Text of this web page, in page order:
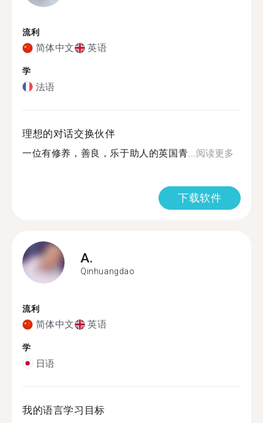
流利
简体中文 英语
学
法语
理想的对话交换伙伴
一位有修养，善良，乐于助人的英国青... 阅读更多
下载软件
A.
Qinhuangdao
流利
简体中文 英语
学
日语
我的语言学习目标